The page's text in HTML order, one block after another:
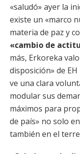
«saludó» ayer la
existe un «marco
materia de paz y
«cambio de
más, Erkoreka
disposición» de
ve una clara
modular sus
máximos para
de país» no solo
también en el